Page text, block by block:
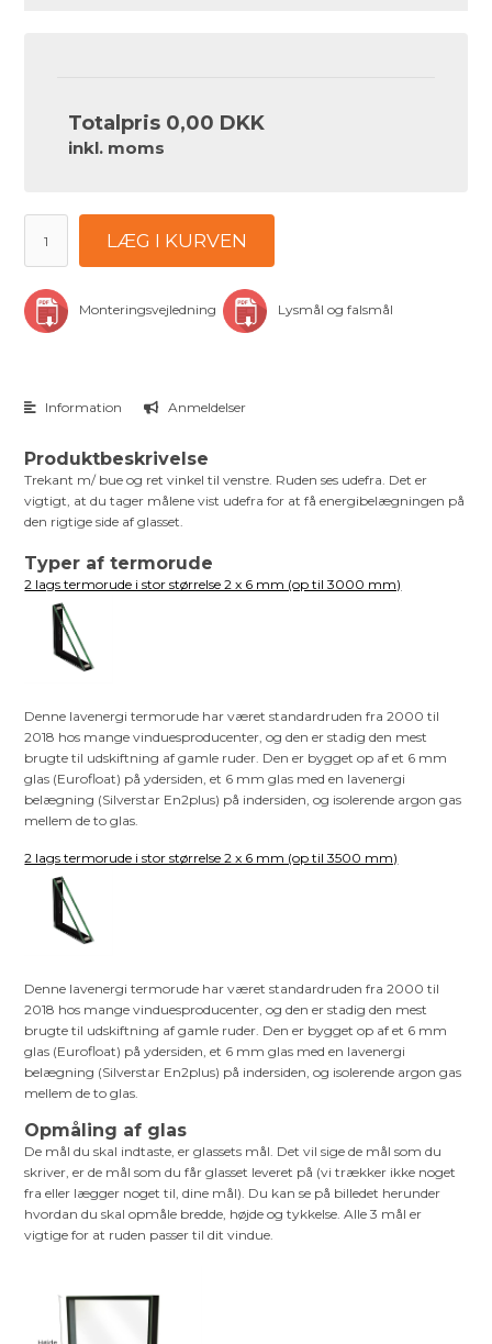
Totalpris 0,00 DKK
inkl. moms
LÆG I KURVEN
Monteringsvejledning Lysmål og falsmål
Information Anmeldelser
Produktbeskrivelse
Trekant m/ bue og ret vinkel til venstre. Ruden ses udefra. Det er
vigtigt, at du tager målene vist udefra for at få energibelægningen på
den rigtige side af glasset.
Typer af termorude
2 lags termorude i stor størrelse 2 x 6 mm (op til 3000 mm)
Denne lavenergi termorude har været standardruden fra 2000 til
2018 hos mange vinduesproducenter, og den er stadig den mest
brugte til udskiftning af gamle ruder. Den er bygget op af et 6 mm
glas (Eurofloat) på ydersiden, et 6 mm glas med en lavenergi
belægning (Silverstar En2plus) på indersiden, og isolerende argon gas
mellem de to glas.
2 lags termorude i stor størrelse 2 x 6 mm (op til 3500 mm)
Denne lavenergi termorude har været standardruden fra 2000 til
2018 hos mange vinduesproducenter, og den er stadig den mest
brugte til udskiftning af gamle ruder. Den er bygget op af et 6 mm
glas (Eurofloat) på ydersiden, et 6 mm glas med en lavenergi
belægning (Silverstar En2plus) på indersiden, og isolerende argon gas
mellem de to glas.
Opmåling af glas
De mål du skal indtaste, er glassets mål. Det vil sige de mål som du
skriver, er de mål som du får glasset leveret på (vi trækker ikke noget
fra eller lægger noget til, dine mål). Du kan se på billedet herunder
hvordan du skal opmåle bredde, højde og tykkelse. Alle 3 mål er
vigtige for at ruden passer til dit vindue.